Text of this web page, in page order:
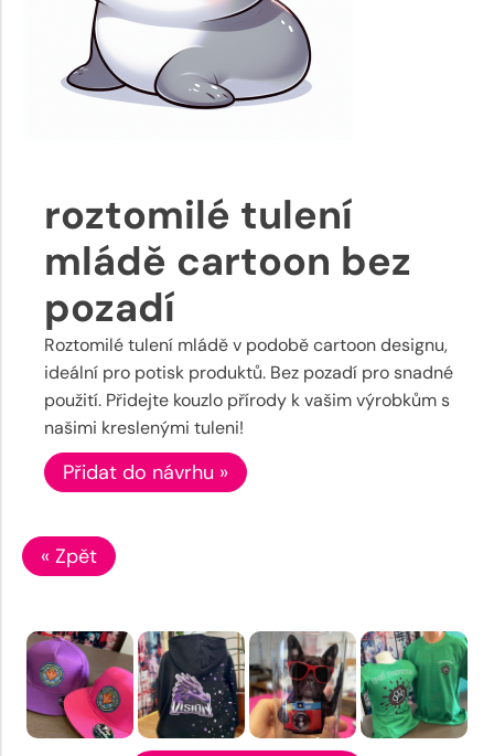
roztomilé tulení
mládě cartoon bez
pozadí
Roztomilé tulení mládě v podobě cartoon designu,
ideální pro potisk produktů. Bez pozadí pro snadné
použití. Přidejte kouzlo přírody k vašim výrobkům s
našimi kreslenými tuleni!
Přidat do návrhu »
« Zpět